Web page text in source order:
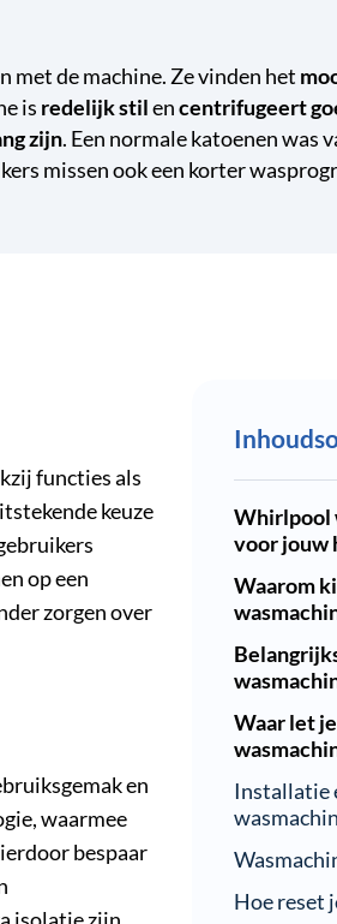
met de machine. Ze vinden het
is redelijk stilencentrifugeert
zijn. Een normale katoenen was
missen ook een korter
functies als
keuze
op een
zorgen over
en
waarmee
bespaar
Whirlpool
voor jouw
Waarom
Waar let
Installatie
Hoe reset